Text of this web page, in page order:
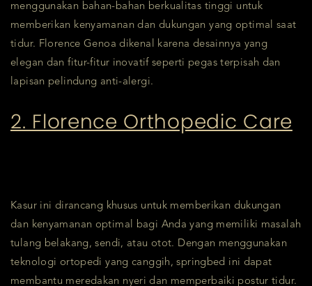
menggunakan bahan-bahan berkualitas tinggi untuk
memberikan kenyamanan dan dukungan yang optimal saat
tidur. Florence Genoa dikenal karena desainnya yang
elegan dan fitur-fitur inovatif seperti pegas terpisah dan
lapisan pelindung anti-alergi.
2. Florence Orthopedic Care
Kasur ini dirancang khusus untuk memberikan dukungan
dan kenyamanan optimal bagi Anda yang memiliki masalah
tulang belakang, sendi, atau otot. Dengan menggunakan
teknologi ortopedi yang canggih, springbed ini dapat
membantu meredakan nyeri dan memperbaiki postur tidur.